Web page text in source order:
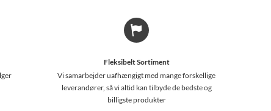
Fleksibelt Sortiment
Vi samarbejder uafhængigt med mange forskellige
leverandører, så vi altid kan tilbyde de bedste og
billigste produkter